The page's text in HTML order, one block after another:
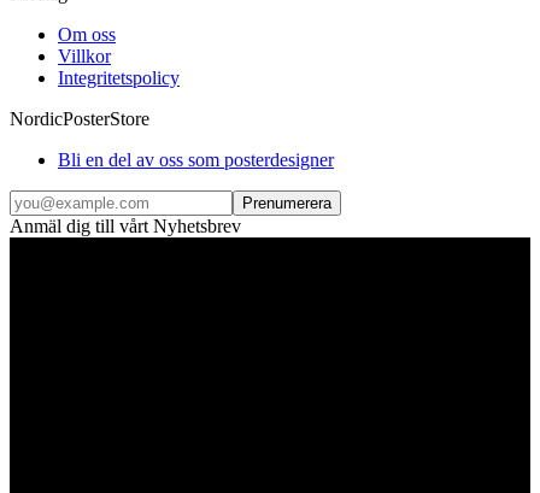
Om oss
Villkor
Integritetspolicy
NordicPosterStore
Bli en del av oss som posterdesigner
Prenumerera
Anmäl dig till vårt Nyhetsbrev